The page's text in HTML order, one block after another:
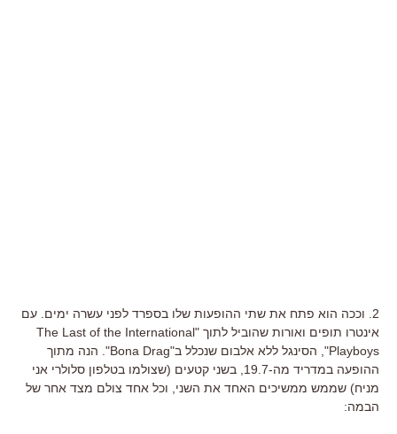
2. וככה הוא פתח את שתי ההופעות שלו בספרד לפני עשרה ימים. עם
אינטרו תופים ואורות שהוביל לתוך "The Last of the International
Playboys", הסינגל ללא אלבום שנכלל ב"Bona Drag". הנה מתוך
ההופעה במדריד מה-19.7, בשני קטעים (שצולמו בטלפון סלולרי אני
מניח) שממש ממשיכים האחד את השני, וכל אחד צולם מצד אחר של
הבמה: